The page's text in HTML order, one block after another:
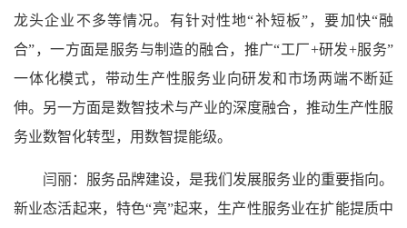
龙头企业不多等情况。有针对性地“补短板”，要加快“融
合”，一方面是服务与制造的融合，推广“工厂+研发+服务”
一体化模式，带动生产性服务业向研发和市场两端不断延
伸。另一方面是数智技术与产业的深度融合，推动生产性服
务业数智化转型，用数智提能级。
闫丽：服务品牌建设，是我们发展服务业的重要指向。
新业态活起来，特色“亮”起来，生产性服务业在扩能提质中